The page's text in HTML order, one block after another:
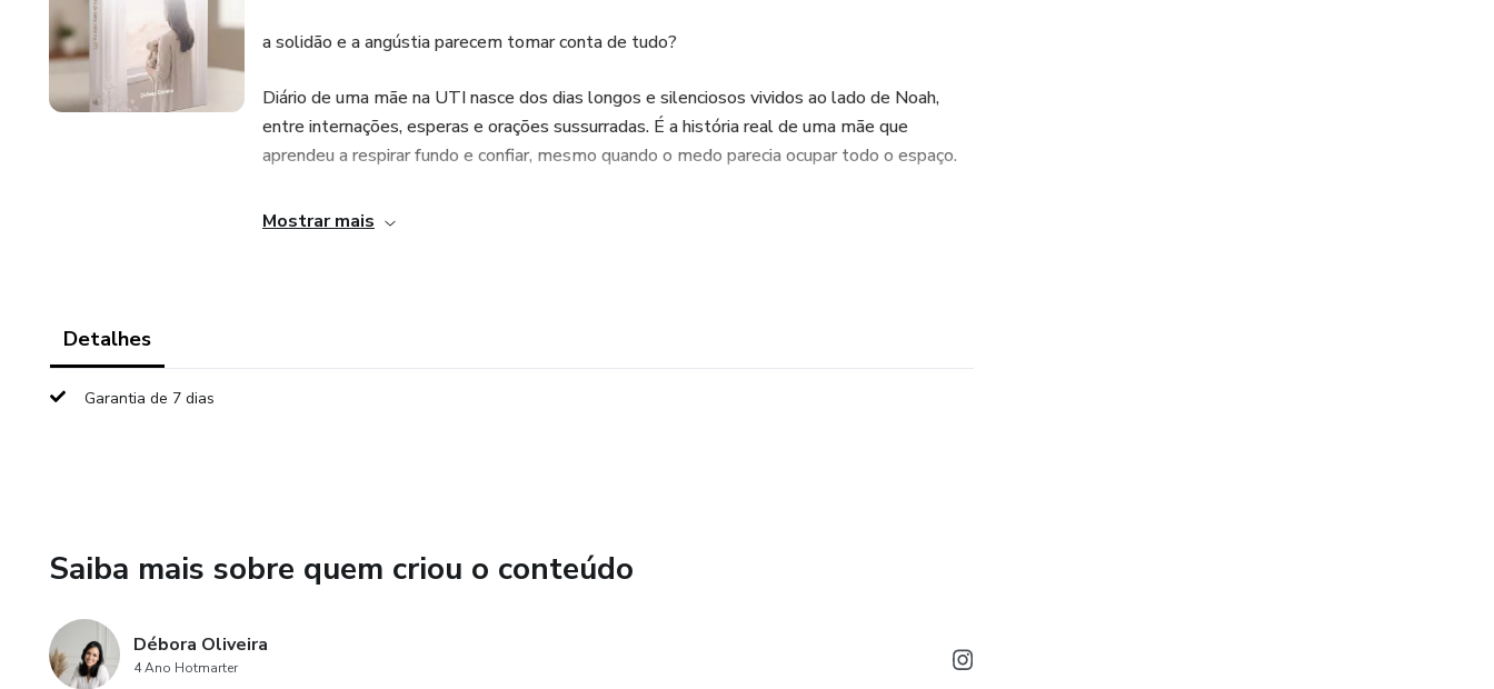
a solidão e a angústia parecem tomar conta de tudo?
Diário de uma mãe na UTI nasce dos dias longos e silenciosos vividos ao lado de Noah,
entre internações, esperas e orações sussurradas. É a história real de uma mãe que
aprendeu a respirar fundo e confiar, mesmo quando o medo parecia ocupar todo o espaço.
Com a sensibilidade de quem viveu a UTI por dentro — como mãe e como profissional da
uma verdade que sustenta: você não está sozinha. Jesus caminha com você.
Mostrar mais
Detalhes
Garantia de 7 dias
Saiba mais sobre quem criou o conteúdo
Débora Oliveira
4 Ano Hotmarter